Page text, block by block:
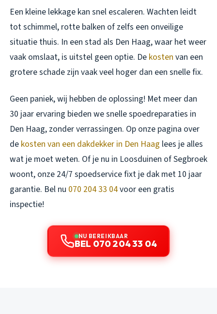
Een kleine lekkage kan snel escaleren. Wachten leidt
tot schimmel, rotte balken of zelfs een onveilige
situatie thuis. In een stad als Den Haag, waar het weer
vaak omslaat, is uitstel geen optie. De kosten van een
grotere schade zijn vaak veel hoger dan een snelle fix.
Geen paniek, wij hebben de oplossing! Met meer dan
30 jaar ervaring bieden we snelle spoedreparaties in
Den Haag, zonder verrassingen. Op onze pagina over
de kosten van een dakdekker in Den Haag lees je alles
wat je moet weten. Of je nu in Loosduinen of Segbroek
woont, onze 24/7 spoedservice fixt je dak met 10 jaar
garantie. Bel nu 070 204 33 04voor een gratis
inspectie!
NU BEREIKBAAR
BEL 070 204 33 04